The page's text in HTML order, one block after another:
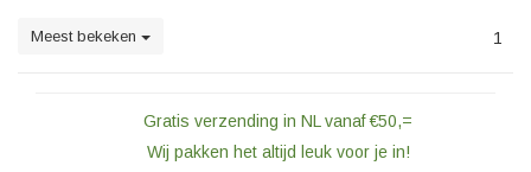
Meest bekeken 1
Gratis verzending in NL vanaf €50,=
Wij pakken het altijd leuk voor je in!